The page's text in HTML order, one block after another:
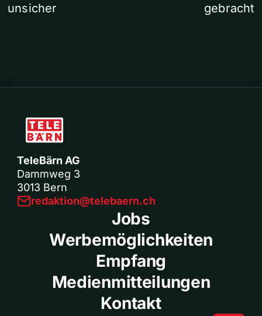
unsicher
gebracht
TeleBärn AG
Dammweg 3
3013 Bern
redaktion@telebaern.ch
Jobs
Werbemöglichkeiten
Empfang
Medienmitteilungen
Kontakt